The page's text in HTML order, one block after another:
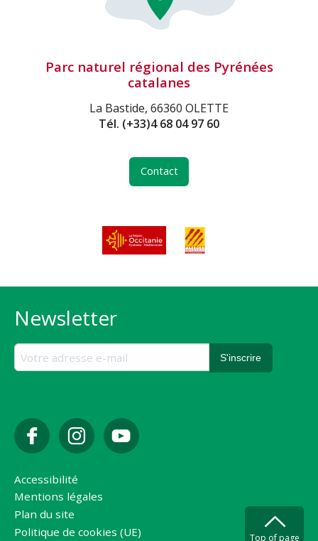
Parc naturel régional des Pyrénées
catalanes
La Bastide, 66360 OLETTE
Tél. (+33)4 68 04 97 60
Contact
Newsletter
Accessibilité
Mentions légales
Plan du site
Politique de cookies (UE)
Top of page